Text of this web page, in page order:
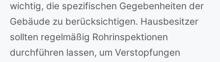
wichtig, die spezifischen Gegebenheiten der
Gebäude zu berücksichtigen. Hausbesitzer
sollten regelmäßig Rohrinspektionen
durchführen lassen, um Verstopfungen